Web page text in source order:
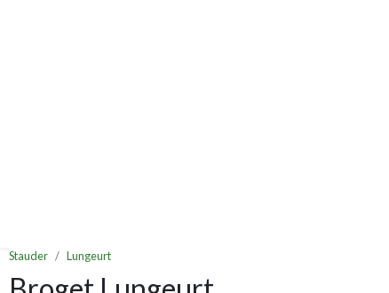
Stauder Lungeurt